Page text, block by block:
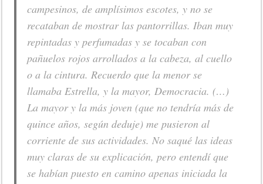
campesinos, de amplísimos escotes, y no se
recataban de mostrar las pantorrillas. Iban muy
repintadas y perfumadas y se tocaban con
pañuelos rojos arrollados a la cabeza, al cuello
o a la cintura. Recuerdo que la menor se
llamaba Estrella, y la mayor, Democracia. (…)
La mayor y la más joven (que no tendría más de
quince años, según deduje) me pusieron al
corriente de sus actividades. No saqué las ideas
muy claras de su explicación, pero entendí que
se habían puesto en camino apenas iniciada la